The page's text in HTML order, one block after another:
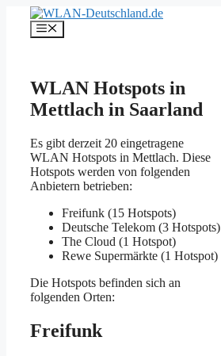
Inhalt
springen
Menü
WLAN Hotspots in
Mettlach in Saarland
Es gibt derzeit 20 eingetragene
WLAN Hotspots in Mettlach. Diese
Hotspots werden von folgenden
Anbietern betrieben:
Freifunk (15 Hotspots)
Deutsche Telekom (3 Hotspots)
The Cloud (1 Hotspot)
Rewe Supermärkte (1 Hotspot)
Die Hotspots befinden sich an
folgenden Orten:
Freifunk